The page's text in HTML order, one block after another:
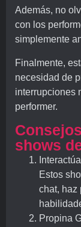
Además, no
con los
simplemente
Finalmente,
necesidad de
interrupciones
performer.
shows
Estos
chat, haz
Propina